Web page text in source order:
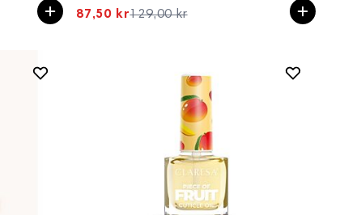
Spesialpris
87,50 kr129,00 kr